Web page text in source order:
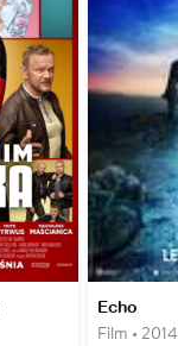
Echo
Film • 2014